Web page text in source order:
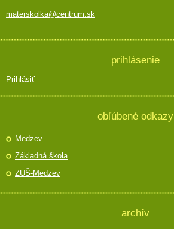
materskolka@centrum.sk
prihlásenie
Prihlásiť
obľúbené odkazy
Medzev
Základná škola
ZUŠ-Medzev
archív